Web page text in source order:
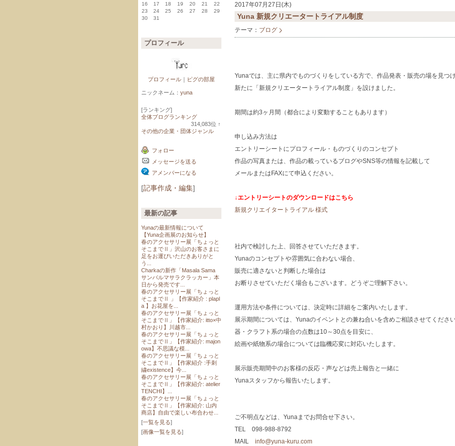
16
17 18 19 20 21
22
23
24 25 26 27 28
29
30
31
プロフィール
プロフィール ｜ ピグの部屋
ニックネーム： yuna
[ランキング]
全体ブログランキング
314,083位 ↑
その他の企業・団体ジャンル
フォロー
メッセージを送る
アメンバーになる
[記事作成・編集]
最新の記事
Yunaの最新情報について
【Yuna企画展のお知らせ】
春のアクセサリー展「ちょっと
そこまでⅡ」沢山のお客さまに
足をお運びいただきありがと
う...
Charkaの新作「Masala Sama
サンバルマサラクラッカー」本
日から発売です...
春のアクセサリー展「ちょっと
そこまでⅡ 」【作家紹介 : plapl
a 】お花屋を...
春のアクセサリー展「ちょっと
そこまでⅡ」【作家紹介: itto×中
村かおり】川越市...
春のアクセサリー展「ちょっと
そこまでⅡ」【作家紹介: majon
owa】不思議な模...
春のアクセサリー展「ちょっと
そこまでⅡ」【作家紹介 :手刺
繍existence】今...
春のアクセサリー展「ちょっと
そこまでⅡ」【作家紹介: atelier
TENCHI】...
春のアクセサリー展「ちょっと
そこまでⅡ」【作家紹介: 山内
商店】自由で楽しい布合わせ...
[一覧を見る]
[画像一覧を見る]
2017年07月27日(木)
Yuna 新規クリエータートライアル制度
テーマ： ブログ
Yunaでは、主に県内でものづくりをしている方で、作品発表・販売の場を見つ
新たに「新規クリエータートライアル制度」を設けました。
期間は約3ヶ月間（都合により変動することもあります）
申し込み方法は
エントリーシートにプロフィール・ものづくりのコンセプト
作品の写真または、作品の載っているブログやSNS等の情報を記載して
メールまたはFAXにて申込ください。
↓エントリーシートのダウンロードはこちら
新規クリエイタートライアル 様式
社内で検討した上、回答させていただきます。
Yunaのコンセプトや雰囲気に合わない場合、
販売に適さないと判断した場合は
お断りさせていただく場合もございます。どうぞご理解下さい。
運用方法や条件については、決定時に詳細をご案内いたします。
展示期間については、Yunaのイベントとの兼ね合いを含めご相談させてくださ
器・クラフト系の場合の点数は10～30点を目安に、
絵画や紙物系の場合については臨機応変に対応いたします。
展示販売期間中のお客様の反応・声などは売上報告と一緒に
Yunaスタッフから報告いたします。
ご不明点などは、Yunaまでお問合せ下さい。
TEL 098-988-8792
MAIL info@yuna-kuru.com